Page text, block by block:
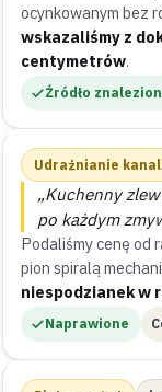
ocynkowanym bez
wskazaliśmy z
centymetrów.
Źródło
Udrażnianie
„Kuchenny zlew
po każdym
Podaliśmy cenę od
pion spiralą
niespodzianek w
Naprawione